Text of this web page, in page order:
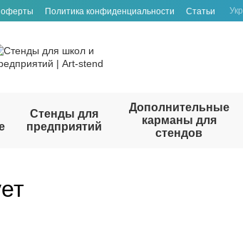
оферты Политика конфиденциальности Статьи Укр
Стенды для
предприятий
Дополнительные
карманы для
стендов